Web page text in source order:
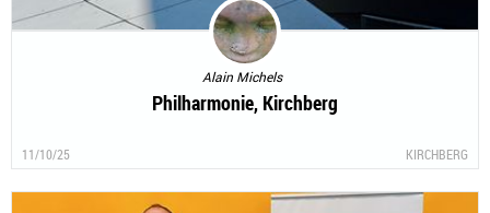
Alain Michels
Philharmonie, Kirchberg
11/10/25 KIRCHBERG